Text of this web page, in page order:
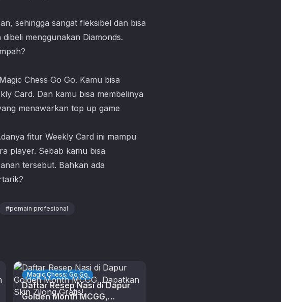
sehingga sangat fleksibel dan bisa
menggunakan Diamonds.
Magic Chess Go Go. Kamu bisa
Card. Dan kamu bisa membelinya
menawarkan top up game
fitur Weekly Card ini mampu
player. Sebab kamu bisa
tersebut. Bahkan ada
#pemain profesional
Magic Chess: Go Go
Daftar Resep Nasi di Dapur
Golden Month MCGG,